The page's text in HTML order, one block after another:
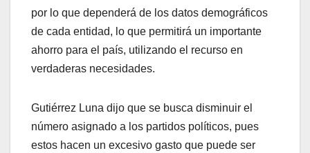
por lo que dependerá de los datos demográficos
de cada entidad, lo que permitirá un importante
ahorro para el país, utilizando el recurso en
verdaderas necesidades.
Gutiérrez Luna dijo que se busca disminuir el
número asignado a los partidos políticos, pues
estos hacen un excesivo gasto que puede ser